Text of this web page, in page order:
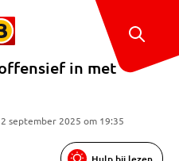
in met
september 2025 om 19:35